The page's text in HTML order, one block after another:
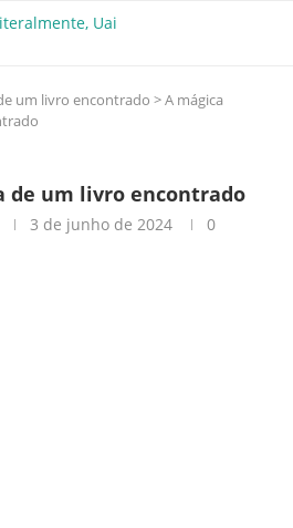
um livro encontrado >A mágica
de um livro encontrado
3 de junho de 2024
0